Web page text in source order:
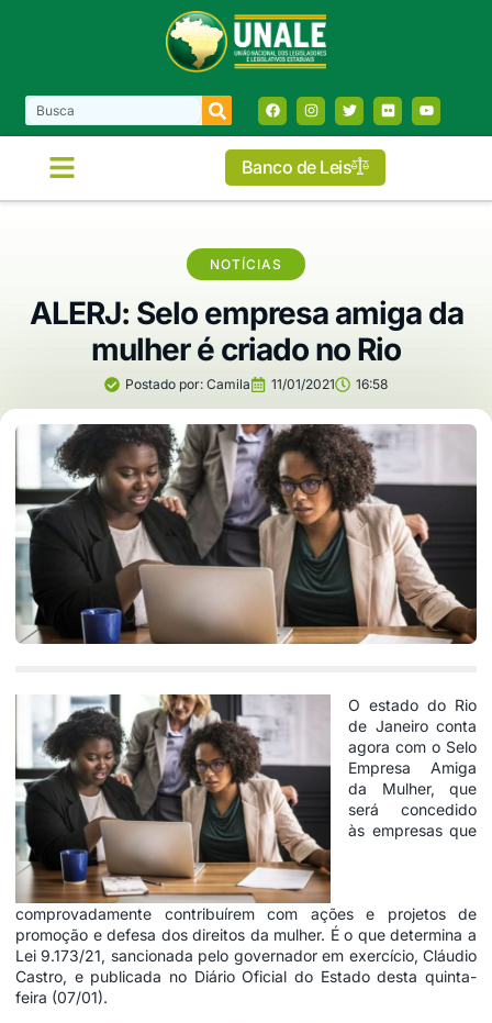
Banco de Leis
NOTÍCIAS
ALERJ: Selo empresa amiga da
mulher é criado no Rio
Postado por: Camila 11/01/2021 16:58
O estado do Rio
de Janeiro conta
agora com o Selo
Empresa Amiga
da Mulher, que
será concedido
às empresas que
comprovadamente contribuírem com ações e projetos de
promoção e defesa dos direitos da mulher. É o que determina a
Lei 9.173/21, sancionada pelo governador em exercício, Cláudio
Castro, e publicada no Diário Oficial do Estado desta quinta-
feira (07/01).